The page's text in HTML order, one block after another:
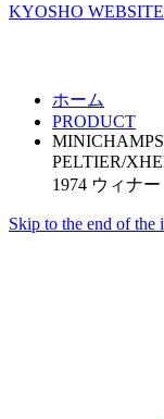
KYOSHO
ホーム
PRODUCT
PELTIER/
1974 ウィナ
Skip to the end of the